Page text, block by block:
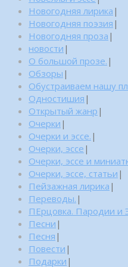
Новогодняя лирика |
Новогодняя поэзия |
Новогодняя проза |
новости |
О большой прозе. |
Обзоры |
Обустраиваем нашу
Одностишия |
Открытый жанр |
Очерки |
Очерки и эссе. |
Очерки, эссе |
Очерки, эссе и
Очерки, эссе, статьи |
Пейзажная лирика |
Переводы. |
ПЕрцовка. Пародии и
Песни |
Песня |
Повести |
Подарки |